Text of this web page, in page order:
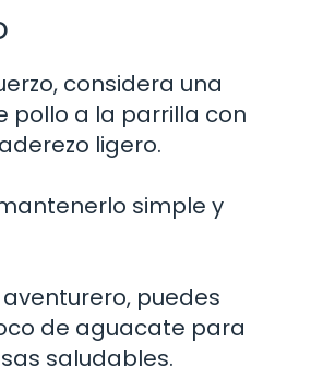
considera una
pollo a la parrilla con
ligero.
simple y
puedes
de aguacate para
saludables.